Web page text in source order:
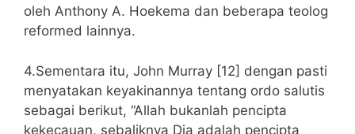
oleh Anthony A. Hoekema dan beberapa teolog
reformed lainnya.
4.Sementara itu, John Murray [12] dengan pasti
menyatakan keyakinannya tentang ordo salutis
sebagai berikut, “Allah bukanlah pencipta
kekecauan, sebaliknya Dia adalah pencipta